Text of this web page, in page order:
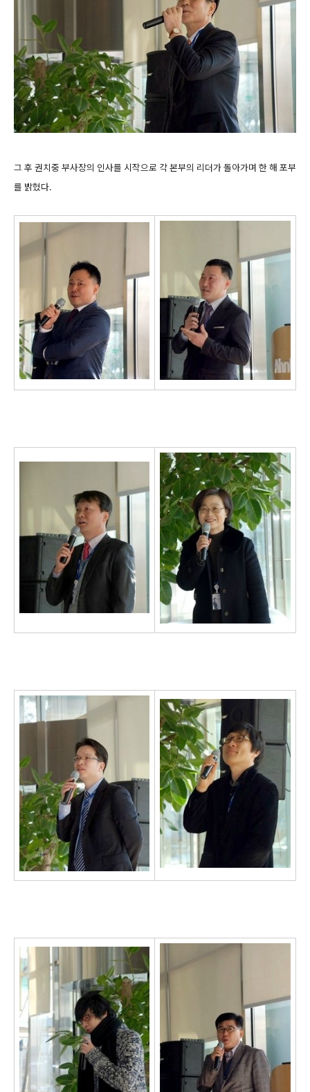
그 후 권치중 부사장의 인사를 시작으로 각 본부의 리더가 돌아가며 한 해 포부
를 밝혔다.